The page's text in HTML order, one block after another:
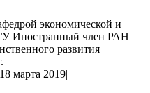
экономической и
Иностранный член РАН
развития
18 марта 2019|